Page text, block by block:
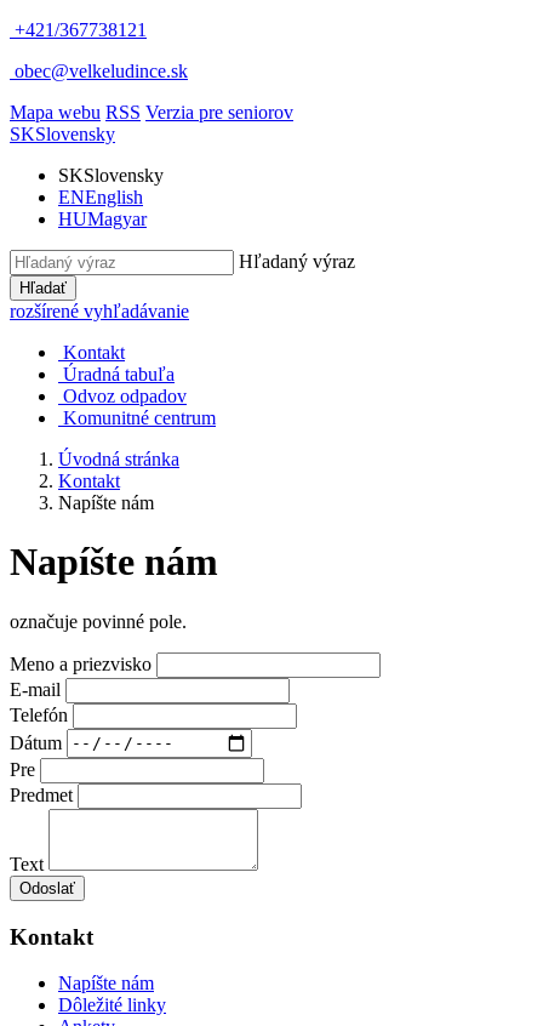
+421/367738121
obec@velkeludince.sk
Mapa webu RSS Verzia pre seniorov
SKSlovensky
SKSlovensky
ENEnglish
HUMagyar
Hľadaný výraz
Hľadať
rozšírené vyhľadávanie
Kontakt
Úradná tabuľa
Odvoz odpadov
Komunitné centrum
Úvodná stránka
Kontakt
Napíšte nám
Napíšte nám
označuje povinné pole.
Meno a priezvisko
E-mail
Telefón
Dátum
Pre
Predmet
Text
Odoslať
Kontakt
Napíšte nám
Dôležité linky